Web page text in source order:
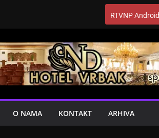
RTVNP Android
O NAMA KONTAKT ARHIVA